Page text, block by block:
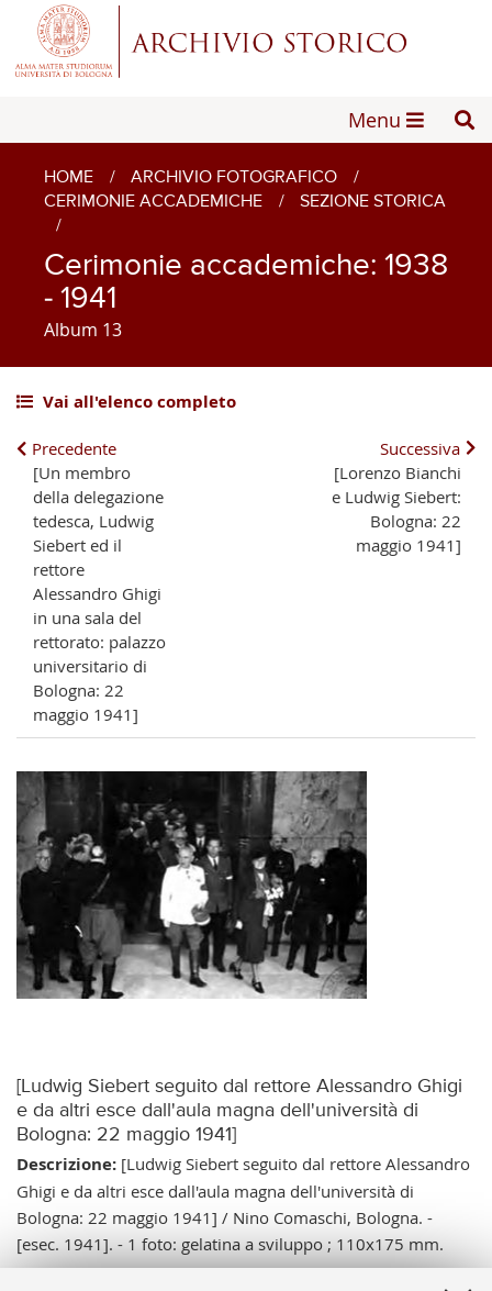
Menu
HOME / ARCHIVIO FOTOGRAFICO
/
CERIMONIE ACCADEMICHE
/
SEZIONE STORICA
/
Cerimonie accademiche: 1938
- 1941
Album 13
Vai all'elenco completo
Precedente
[Un membro
della delegazione
tedesca, Ludwig
Siebert ed il
rettore
Alessandro Ghigi
in una sala del
rettorato: palazzo
universitario di
Bologna: 22
maggio 1941]
Successiva
[Lorenzo Bianchi
e Ludwig Siebert:
Bologna: 22
maggio 1941]
[Ludwig Siebert seguito dal rettore Alessandro Ghigi
e da altri esce dall'aula magna dell'università di
Bologna: 22 maggio 1941]
Descrizione:[Ludwig Siebert seguito dal rettore Alessandro
Ghigi e da altri esce dall'aula magna dell'università di
Bologna: 22 maggio 1941] / Nino Comaschi, Bologna. -
[esec. 1941]. - 1 foto: gelatina a sviluppo ; 110x175 mm.